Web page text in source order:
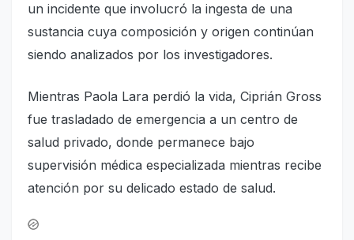
un incidente que involucró la ingesta de una
sustancia cuya composición y origen continúan
siendo analizados por los investigadores.
Mientras Paola Lara perdió la vida, Ciprián Gross
fue trasladado de emergencia a un centro de
salud privado, donde permanece bajo
supervisión médica especializada mientras recibe
atención por su delicado estado de salud.